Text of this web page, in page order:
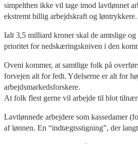
simpelthen ikke vil tage imod lavtlønnet
ekstremt billig arbejdskraft og
Ialt 3,5 milliard kroner skal de amtslige
prioritet for nedskæringskniven i den
Oveni kommer, at samtlige folk på
forvejen alt for fedt. Ydelserne er alt for
arbejdsmarkedsforskere.
At folk flest gerne vil arbejde til blot
Lavtlønnede arbejdere som kassedamer
af lønnen. En “indtægtsstigning”, der